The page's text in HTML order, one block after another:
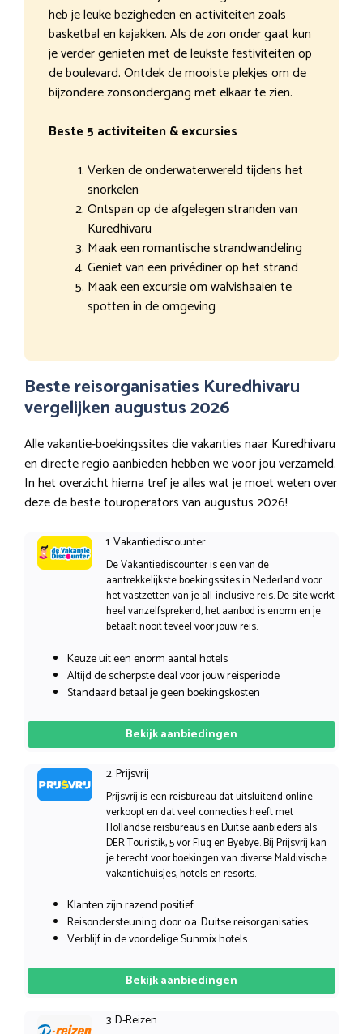
heb je leuke bezigheden en activiteiten zoals
basketbal en kajakken. Als de zon onder gaat kun
je verder genieten met de leukste festiviteiten op
de boulevard. Ontdek de mooiste plekjes om de
bijzondere zonsondergang met elkaar te zien.
Beste 5 activiteiten & excursies
Verken de onderwaterwereld tijdens het
snorkelen
Ontspan op de afgelegen stranden van
Kuredhivaru
Maak een romantische strandwandeling
Geniet van een privédiner op het strand
Maak een excursie om walvishaaien te
spotten in de omgeving
Beste reisorganisaties Kuredhivaru
vergelijken augustus 2026
Alle vakantie-boekingssites die vakanties naar Kuredhivaru
en directe regio aanbieden hebben we voor jou verzameld.
In het overzicht hierna tref je alles wat je moet weten over
deze de beste touroperators van augustus 2026!
1. Vakantiediscounter
De Vakantiediscounter is een van de
aantrekkelijkste boekingssites in Nederland voor
het vastzetten van je all-inclusive reis. De site werkt
heel vanzelfsprekend, het aanbod is enorm en je
betaalt nooit teveel voor jouw reis.
Keuze uit een enorm aantal hotels
Altijd de scherpste deal voor jouw reisperiode
Standaard betaal je geen boekingskosten
Bekijk aanbiedingen
2. Prijsvrij
Prijsvrij is een reisbureau dat uitsluitend online
verkoopt en dat veel connecties heeft met
Hollandse reisbureaus en Duitse aanbieders als
DER Touristik, 5 vor Flug en Byebye. Bij Prijsvrij kan
je terecht voor boekingen van diverse Maldivische
vakantiehuisjes, hotels en resorts.
Klanten zijn razend positief
Reisondersteuning door o.a. Duitse reisorganisaties
Verblijf in de voordelige Sunmix hotels
Bekijk aanbiedingen
3. D-Reizen